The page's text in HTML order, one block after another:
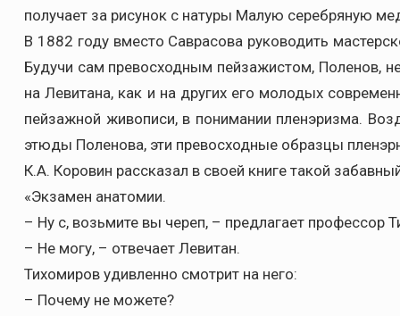
получает за рисунок с натуры Малую серебряную
В 1882 году вместо Саврасова руководить
Будучи сам превосходным пейзажистом, Поленов,
на Левитана, как и на других его молодых
пейзажной живописи, в понимании пленэризма.
этюды Поленова, эти превосходные образцы
К.А. Коровин рассказал в своей книге такой
«Экзамен анатомии.
– Ну с, возьмите вы череп, – предлагает профессор
– Не могу, – отвечает Левитан.
Тихомиров удивленно смотрит на него:
– Почему не можете?